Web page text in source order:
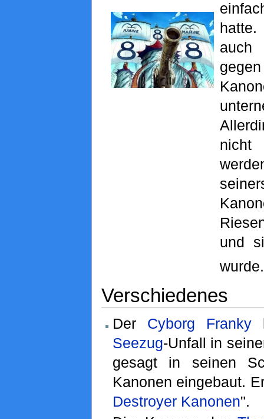
und
wurde.
Verschiedenes
Der Cyborg Franky
Seezug-Unfall in
gesagt in seinen
Kanonen eingebaut.
Destroyer Kanonen".